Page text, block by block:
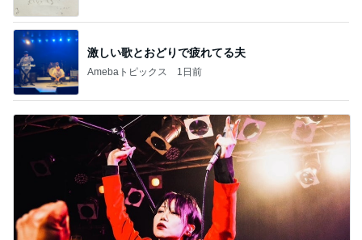
激しい歌とおどりで疲れてる夫
Amebaトピックス 1日前